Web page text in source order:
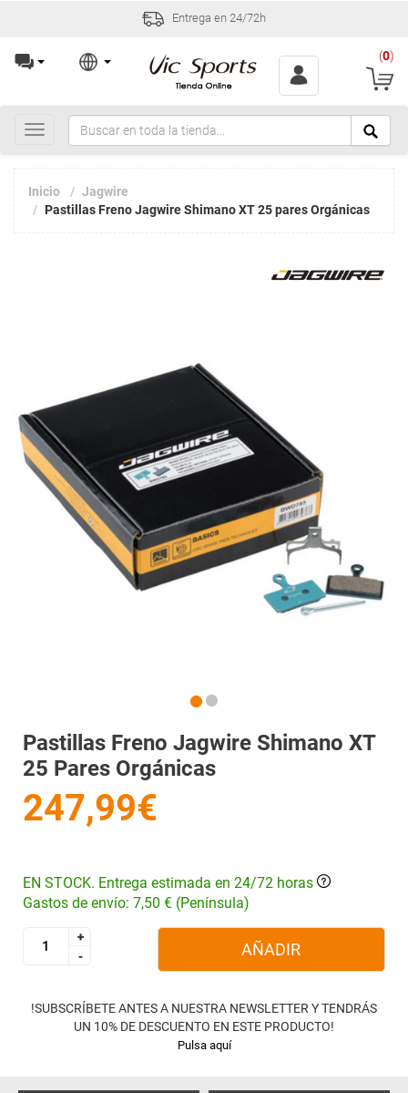
Entrega en 24/72h
(0)
Toggle
navigation
Inicio
Jagwire
Pastillas Freno Jagwire Shimano XT 25 pares Orgánicas
Pastillas Freno Jagwire Shimano XT
25 Pares Orgánicas
247,99€
EN STOCK. Entrega estimada en 24/72 horas
Gastos de envío: 7,50 € (Península)
+
-
+
-
AÑADIR
!SUBSCRÍBETE ANTES A NUESTRA NEWSLETTER Y TENDRÁS
UN 10% DE DESCUENTO EN ESTE PRODUCTO!
Pulsa aquí